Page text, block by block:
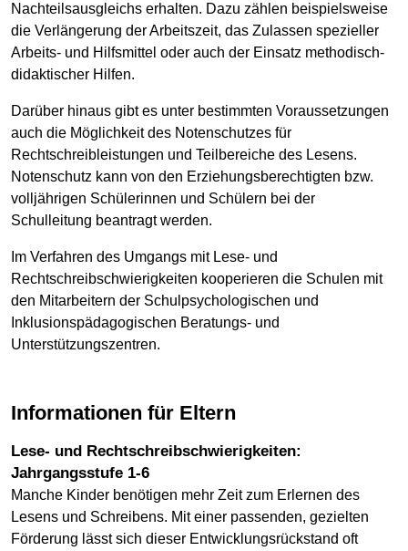
Nachteilsausgleichs erhalten. Dazu zählen beispielsweise
die Verlängerung der Arbeitszeit, das Zulassen spezieller
Arbeits- und Hilfsmittel oder auch der Einsatz methodisch-
didaktischer Hilfen.
Darüber hinaus gibt es unter bestimmten Voraussetzungen
auch die Möglichkeit des Notenschutzes für
Rechtschreibleistungen und Teilbereiche des Lesens.
Notenschutz kann von den Erziehungsberechtigten bzw.
volljährigen Schülerinnen und Schülern bei der
Schulleitung beantragt werden.
Im Verfahren des Umgangs mit Lese- und
Rechtschreibschwierigkeiten kooperieren die Schulen mit
den Mitarbeitern der Schulpsychologischen und
Inklusionspädagogischen Beratungs- und
Unterstützungszentren.
Informationen für Eltern
Lese- und Rechtschreibschwierigkeiten:
Jahrgangsstufe 1-6
Manche Kinder benötigen mehr Zeit zum Erlernen des
Lesens und Schreibens. Mit einer passenden, gezielten
Förderung lässt sich dieser Entwicklungsrückstand oft